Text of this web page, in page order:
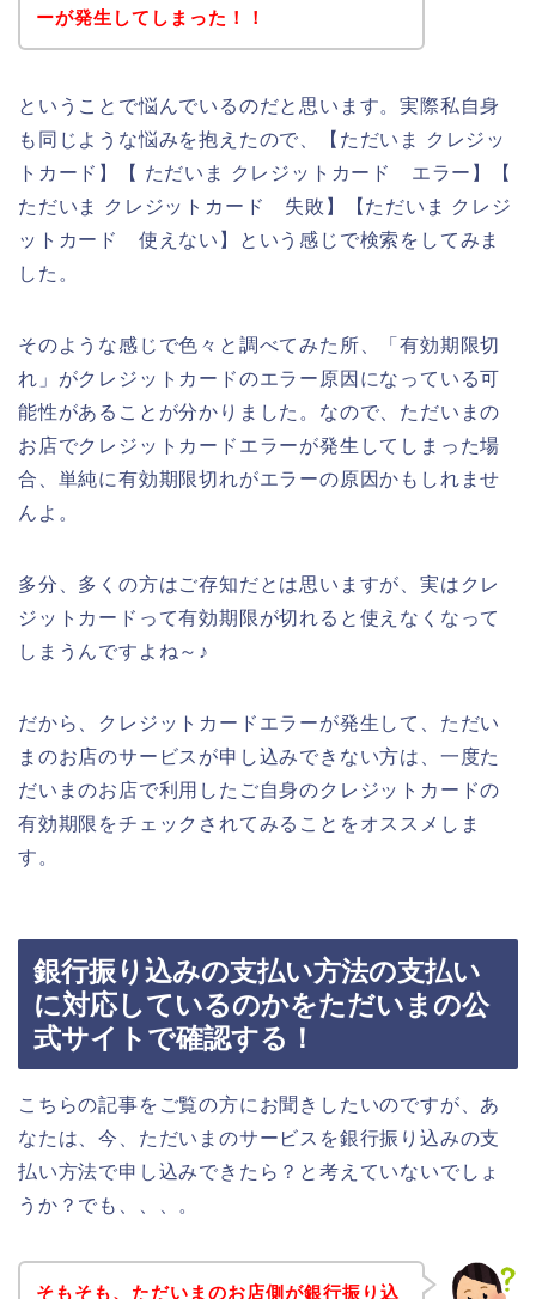
ーが発生してしまった！！
ということで悩んでいるのだと思います。実際私自身
も同じような悩みを抱えたので、【ただいま クレジッ
トカード】【 ただいま クレジットカード エラー】【
ただいま クレジットカード 失敗】【ただいま クレジ
ットカード 使えない】という感じで検索をしてみま
した。
そのような感じで色々と調べてみた所、「有効期限切
れ」がクレジットカードのエラー原因になっている可
能性があることが分かりました。なので、ただいまの
お店でクレジットカードエラーが発生してしまった場
合、単純に有効期限切れがエラーの原因かもしれませ
んよ。
多分、多くの方はご存知だとは思いますが、実はクレ
ジットカードって有効期限が切れると使えなくなって
しまうんですよね～♪
だから、クレジットカードエラーが発生して、ただい
まのお店のサービスが申し込みできない方は、一度た
だいまのお店で利用したご自身のクレジットカードの
有効期限をチェックされてみることをオススメしま
す。
銀行振り込みの支払い方法の支払い
に対応しているのかをただいまの公
式サイトで確認する！
こちらの記事をご覧の方にお聞きしたいのですが、あ
なたは、今、ただいまのサービスを銀行振り込みの支
払い方法で申し込みできたら？と考えていないでしょ
うか？でも、、、。
そもそも、ただいまのお店側が銀行振り込